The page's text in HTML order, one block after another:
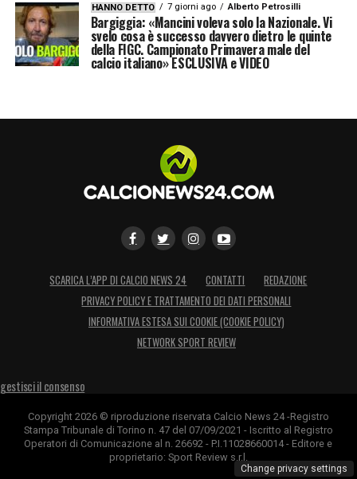
HANNO DETTO 7 giorni ago Alberto Petrosilli
Bargiggia: «Mancini voleva solo la Nazionale. Vi
svelo cosa è successo davvero dietro le quinte
della FIGC. Campionato Primavera male del
calcio italiano» ESCLUSIVA e VIDEO
SCARICA L’APP DI CALCIO NEWS 24 CONTATTI
REDAZIONE
PRIVACY POLICY E TRATTAMENTO DEI DATI PERSONALI
INFORMATIVA ESTESA SUI COOKIE (COOKIE POLICY)
NETWORK SPORT REVIEW
gestisci il consenso
Copyright 2026 © riproduzione riservata Calcio News 24 -Registro
Stampa Tribunale di Torino n. 47 del 07/09/2021 - Iscritto al Registro
Operatori di Comunicazione al n. 26692 - P.I.11028660014 - Editore e
proprietario: Sport Review s.r.l.
Change privacy settings